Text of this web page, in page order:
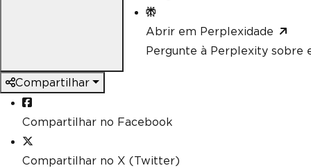
Abrir em Perplexidade
Pergunte à Perplexity sobre
Compartilhar
Compartilhar no Facebook
Compartilhar no X (Twitter)